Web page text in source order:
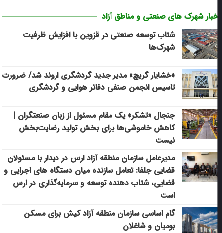
شهرک های صنعتی و مناطق آزاد
شتاب توسعه صنعتی در قزوین با افزایش ظرفیت
شهرک‌ها
«خشایار گریچ» مدیر جدید گردشگری اروند شد/ ضرورت
تاسیس انجمن صنفی دفاتر هوایی و گردشگری
جنجال «تشکر» یک مقام مسئول از زبان صنعتگران |
کاهش خاموشی‌ها برای بخش تولید رضایت‌بخش
نیست
مدیرعامل سازمان منطقه آزاد ارس در دیدار با مسئولان
قضایی جلفا: تعامل سازنده میان دستگاه‌ های اجرایی و
قضایی، شتاب‌ دهنده توسعه و سرمایه‌گذاری در ارس
است
گام اساسی سازمان منطقه آزاد کیش برای مسکن
بومیان و شاغلان